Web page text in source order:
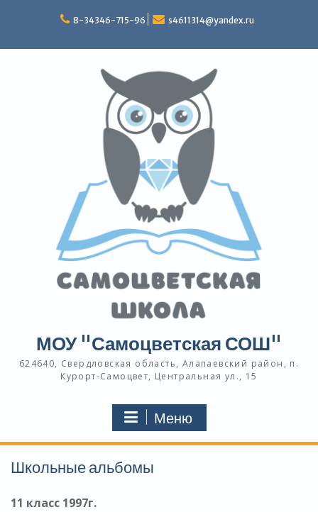
8-34346-715-96 s4611314@yandex.ru
МОУ "Самоцветская СОШ"
624640, Свердловская область, Алапаевский район, п.
Курорт-Самоцвет, Центральная ул., 15
Меню
Школьные альбомы
11 класс 1997г.